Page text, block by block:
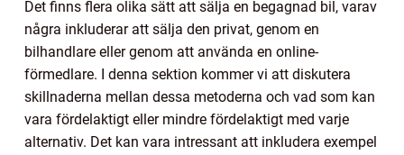
Det finns flera olika sätt att sälja en begagnad bil, varav
några inkluderar att sälja den privat, genom en
bilhandlare eller genom att använda en online-
förmedlare. I denna sektion kommer vi att diskutera
skillnaderna mellan dessa metoderna och vad som kan
vara fördelaktigt eller mindre fördelaktigt med varje
alternativ. Det kan vara intressant att inkludera exempel